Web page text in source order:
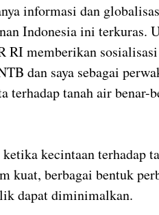
informasi dan
Indonesia ini terkuras.
RI memberikan
dan saya sebagai
terhadap tanah air
kecintaan terhadap
kuat, berbagai bentuk
dapat diminimalkan.